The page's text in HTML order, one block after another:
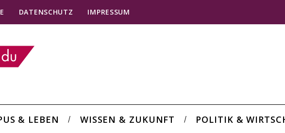
DATENSCHUTZ IMPRESSUM
& LEBEN WISSEN & ZUKUNFT POLITIK &